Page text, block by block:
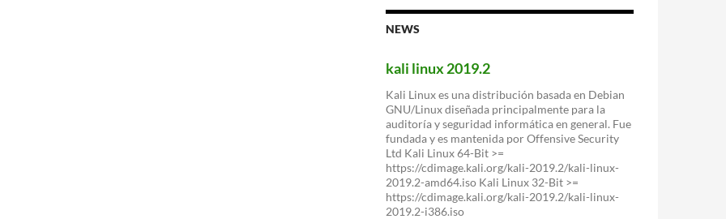
NEWS
kali linux 2019.2
Kali Linux es una distribución basada en Debian
GNU/Linux diseñada principalmente para la
auditoría y seguridad informática en general. Fue
fundada y es mantenida por Offensive Security
Ltd Kali Linux 64-Bit >=
https://cdimage.kali.org/kali-2019.2/kali-linux-
2019.2-amd64.iso Kali Linux 32-Bit >=
https://cdimage.kali.org/kali-2019.2/kali-linux-
2019.2-i386.iso